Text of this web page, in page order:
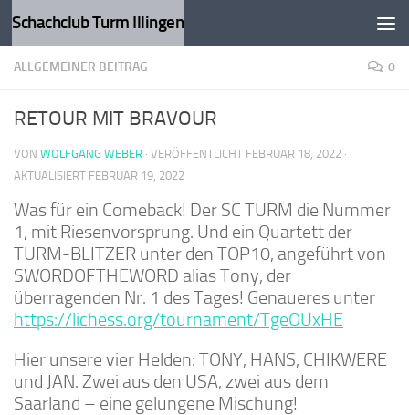
Zum Inhalt springen
Schachclub Turm Illingen
ALLGEMEINER BEITRAG 0
RETOUR MIT BRAVOUR
VON WOLFGANG WEBER · VERÖFFENTLICHT FEBRUAR 18, 2022 ·
AKTUALISIERT FEBRUAR 19, 2022
Was für ein Comeback! Der SC TURM die Nummer
1, mit Riesenvorsprung. Und ein Quartett der
TURM-BLITZER unter den TOP10, angeführt von
SWORDOFTHEWORD alias Tony, der
überragenden Nr. 1 des Tages! Genaueres unter
https://lichess.org/tournament/TgeOUxHE
Hier unsere vier Helden: TONY, HANS, CHIKWERE
und JAN. Zwei aus den USA, zwei aus dem
Saarland – eine gelungene Mischung!